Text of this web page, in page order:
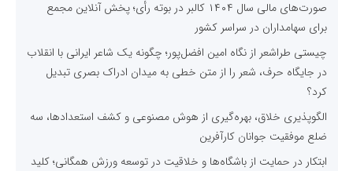
صورت‌های مالی سال ۱۴۰۴ کالبر در بوته رأی؛ پخش آنلاین مجمع
برای سهامداران در سراسر کشور
چیستی طراشعر از نگاه امین افضل‌پور؛ چگونه یک شاعر ایرانی با انقلاب
در جایگاه حرف، شعر را از متن خطی به میدان ادراک بصری تبدیل
کرد؟
الگوپذیری خلاق، بهره‌گیری از هوش مصنوعی و کشف استعدادها، سه
ضلع موفقیت جوانان کارآفرین
ابتکار در حمایت از باشگاه‌ها و خلاقیت در توسعه ورزش همگانی؛ کلید